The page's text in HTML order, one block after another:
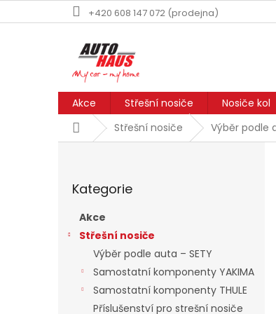
na
+420 608 147 072 (prodejna)
Akce Střešní nosiče Nosiče kol
DomůStřešní nosiče Výběr podle
kategorie
Kategorie
Akce
Střešní nosiče
Výběr podle auta – SETY
Samostatní komponenty YAKIMA
Samostatní komponenty THULE
Příslušenství pro strešní nosiče